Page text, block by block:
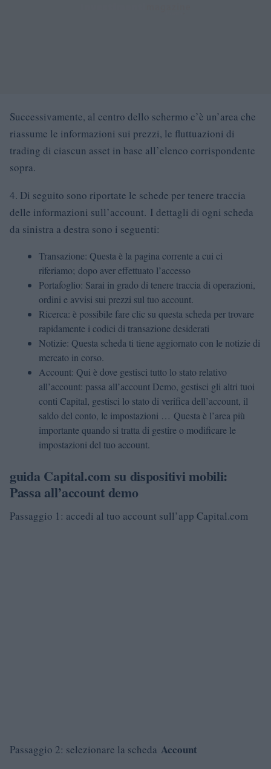
Successivamente, al centro dello schermo c’è un’area che
riassume le informazioni sui prezzi, le fluttuazioni di
trading di ciascun asset in base all’elenco corrispondente
sopra.
4. Di seguito sono riportate le schede per tenere traccia
delle informazioni sull’account. I dettagli di ogni scheda
da sinistra a destra sono i seguenti:
Transazione: Questa è la pagina corrente a cui ci
riferiamo; dopo aver effettuato l’accesso
Portafoglio: Sarai in grado di tenere traccia di operazioni,
ordini e avvisi sui prezzi sul tuo account.
Ricerca: è possibile fare clic su questa scheda per trovare
rapidamente i codici di transazione desiderati
Notizie: Questa scheda ti tiene aggiornato con le notizie di
mercato in corso.
Account: Qui è dove gestisci tutto lo stato relativo
all’account: passa all’account Demo, gestisci gli altri tuoi
conti Capital, gestisci lo stato di verifica dell’account, il
saldo del conto, le impostazioni … Questa è l’area più
importante quando si tratta di gestire o modificare le
impostazioni del tuo account.
guida Capital.com su dispositivi mobili:
Passa all’account demo
Passaggio 1: accedi al tuo account sull’app Capital.com
Passaggio 2: selezionare la scheda Account